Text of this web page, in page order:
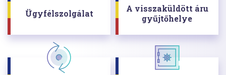
Ügyfélszolgálat
A visszaküldött áru
gyűjtőhelye